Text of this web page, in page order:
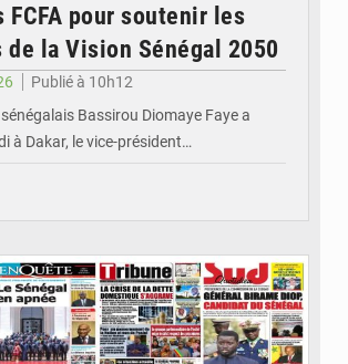
pour soutenir les
la Vision Sénégal 2050
Publié à 10h12
Bassirou Diomaye Faye a
à Dakar, le vice-président…